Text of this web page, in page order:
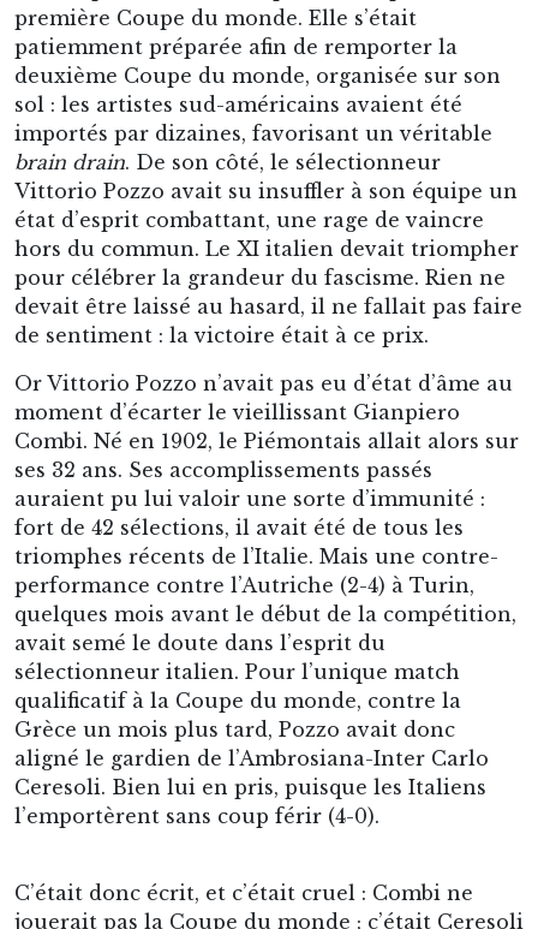
première Coupe du monde. Elle s’était
patiemment préparée afin de remporter la
deuxième Coupe du monde, organisée sur son
sol : les artistes sud-américains avaient été
importés par dizaines, favorisant un véritable
brain drain. De son côté, le sélectionneur
Vittorio Pozzo avait su insuffler à son équipe un
état d’esprit combattant, une rage de vaincre
hors du commun. Le XI italien devait triompher
pour célébrer la grandeur du fascisme. Rien ne
devait être laissé au hasard, il ne fallait pas faire
de sentiment : la victoire était à ce prix.
Or Vittorio Pozzo n’avait pas eu d’état d’âme au
moment d’écarter le vieillissant Gianpiero
Combi. Né en 1902, le Piémontais allait alors sur
ses 32 ans. Ses accomplissements passés
auraient pu lui valoir une sorte d’immunité :
fort de 42 sélections, il avait été de tous les
triomphes récents de l’Italie. Mais une contre-
performance contre l’Autriche (2-4) à Turin,
quelques mois avant le début de la compétition,
avait semé le doute dans l’esprit du
sélectionneur italien. Pour l’unique match
qualificatif à la Coupe du monde, contre la
Grèce un mois plus tard, Pozzo avait donc
aligné le gardien de l’Ambrosiana-Inter Carlo
Ceresoli. Bien lui en pris, puisque les Italiens
l’emportèrent sans coup férir (4-0).
C’était donc écrit, et c’était cruel : Combi ne
jouerait pas la Coupe du monde ; c’était Ceresoli